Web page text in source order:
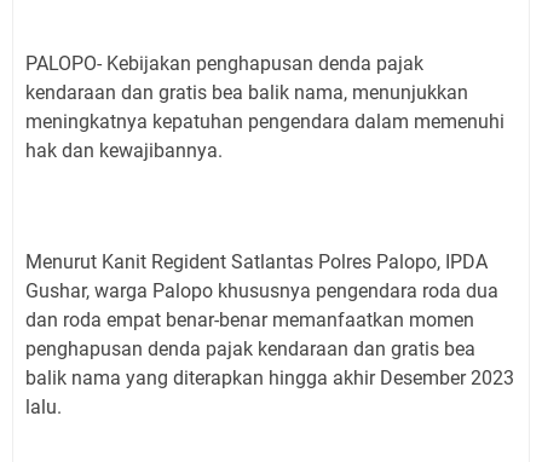
PALOPO- Kebijakan penghapusan denda pajak
kendaraan dan gratis bea balik nama, menunjukkan
meningkatnya kepatuhan pengendara dalam memenuhi
hak dan kewajibannya.
Menurut Kanit Regident Satlantas Polres Palopo, IPDA
Gushar, warga Palopo khususnya pengendara roda dua
dan roda empat benar-benar memanfaatkan momen
penghapusan denda pajak kendaraan dan gratis bea
balik nama yang diterapkan hingga akhir Desember 2023
lalu.